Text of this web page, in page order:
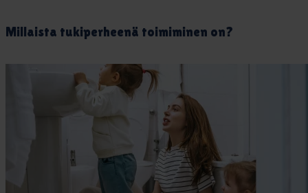
Mil­lais­ta tu­ki­per­hee­nä toi­mi­mi­nen on?